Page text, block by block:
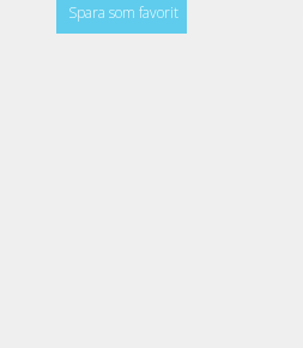
Spara som favorit